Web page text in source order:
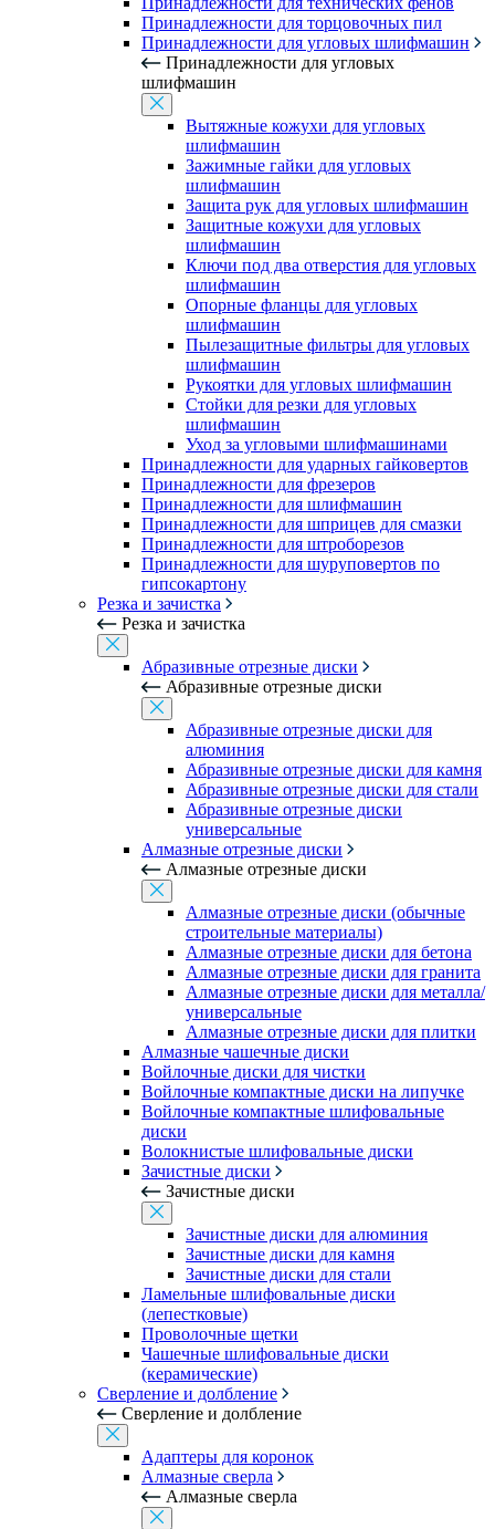
Принадлежности для торцовочных пил
Принадлежности для угловых шлифмашин
Принадлежности для угловых
шлифмашин
Вытяжные кожухи для угловых
шлифмашин
Зажимные гайки для угловых
шлифмашин
Защита рук для угловых шлифмашин
Защитные кожухи для угловых
шлифмашин
Ключи под два отверстия для угловых
шлифмашин
Опорные фланцы для угловых
шлифмашин
Пылезащитные фильтры для угловых
шлифмашин
Рукоятки для угловых шлифмашин
Стойки для резки для угловых
шлифмашин
Уход за угловыми шлифмашинами
Принадлежности для ударных гайковертов
Принадлежности для фрезеров
Принадлежности для шлифмашин
Принадлежности для шприцев для смазки
Принадлежности для штроборезов
Принадлежности для шуруповертов по
гипсокартону
Резка и зачистка
Резка и зачистка
Абразивные отрезные диски
Абразивные отрезные диски
Абразивные отрезные диски для
алюминия
Абразивные отрезные диски для камня
Абразивные отрезные диски для стали
Абразивные отрезные диски
универсальные
Алмазные отрезные диски
Алмазные отрезные диски
Алмазные отрезные диски (обычные
строительные материалы)
Алмазные отрезные диски для бетона
Алмазные отрезные диски для гранита
Алмазные отрезные диски для металла/
универсальные
Алмазные отрезные диски для плитки
Алмазные чашечные диски
Войлочные диски для чистки
Войлочные компактные диски на липучке
Войлочные компактные шлифовальные
диски
Волокнистые шлифовальные диски
Зачистные диски
Зачистные диски
Зачистные диски для алюминия
Зачистные диски для камня
Зачистные диски для стали
Ламельные шлифовальные диски
(лепестковые)
Проволочные щетки
Чашечные шлифовальные диски
(керамические)
Сверление и долбление
Сверление и долбление
Адаптеры для коронок
Алмазные сверла
Алмазные сверла